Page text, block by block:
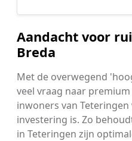
Aandacht voor
Breda
Met de overwegend
veel vraag naar
inwoners van
investering is. Zo
in Teteringen zijn